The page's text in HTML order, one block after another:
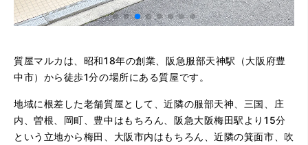
質屋マルカは、昭和18年の創業、阪急服部天神駅（大阪府豊
中市）から徒歩1分の場所にある質屋です。
地域に根差した老舗質屋として、近隣の服部天神、三国、庄
内、曽根、岡町、豊中はもちろん、阪急大阪梅田駅より15分
という立地から梅田、大阪市内はもちろん、近隣の箕面市、吹